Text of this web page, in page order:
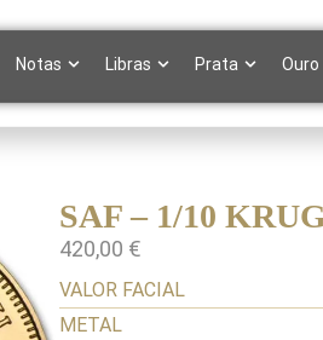
Notas Libras Prata Ouro
SAF – 1/10
420,00 €
VALOR FACIAL
METAL